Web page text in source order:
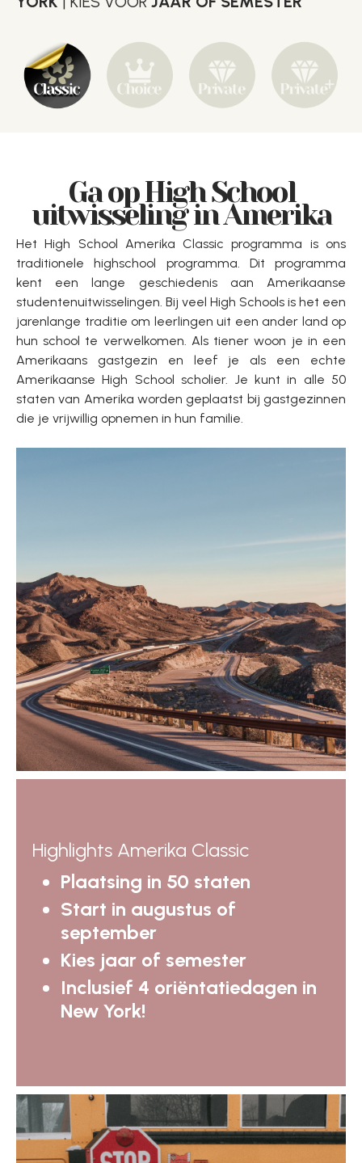
Ga op High School
uitwisseling in Amerika
Het High School Amerika Classic programma is ons
traditionele highschool programma. Dit programma
kent een lange geschiedenis aan Amerikaanse
studentenuitwisselingen. Bij veel High Schools is het een
jarenlange traditie om leerlingen uit een ander land op
hun school te verwelkomen. Als tiener woon je in een
Amerikaans gastgezin en leef je als een echte
Amerikaanse High School scholier. Je kunt in alle 50
staten van Amerika worden geplaatst bij gastgezinnen
die je vrijwillig opnemen in hun familie.
Highlights Amerika Classic
Plaatsing in 50 staten
Start in augustus of
september
Kies jaar of semester
Inclusief 4 oriëntatiedagen in
New York!